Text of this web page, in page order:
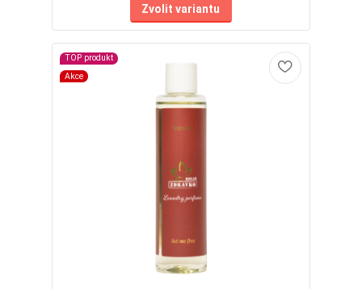
Zvolit variantu
TOP produkt
Akce